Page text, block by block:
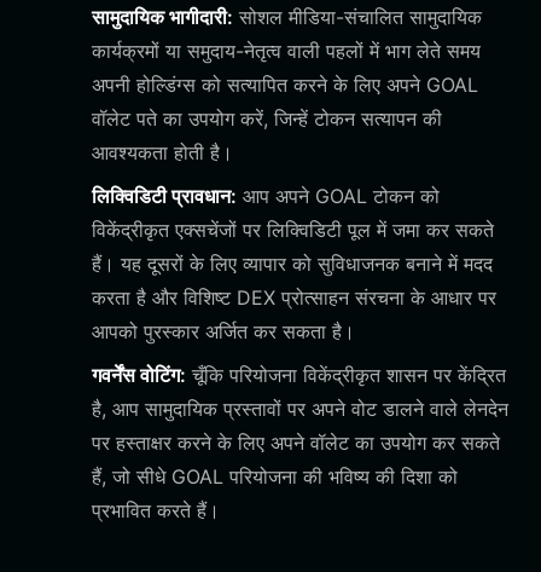
सामुदायिक भागीदारी: सोशल मीडिया-संचालित सामुदायिक
कार्यक्रमों या समुदाय-नेतृत्व वाली पहलों में भाग लेते समय
अपनी होल्डिंग्स को सत्यापित करने के लिए अपने GOAL
वॉलेट पते का उपयोग करें, जिन्हें टोकन सत्यापन की
आवश्यकता होती है।
लिक्विडिटी प्रावधान: आप अपने GOAL टोकन को
विकेंद्रीकृत एक्सचेंजों पर लिक्विडिटी पूल में जमा कर सकते
हैं। यह दूसरों के लिए व्यापार को सुविधाजनक बनाने में मदद
करता है और विशिष्ट DEX प्रोत्साहन संरचना के आधार पर
आपको पुरस्कार अर्जित कर सकता है।
गवर्नेंस वोटिंग: चूँकि परियोजना विकेंद्रीकृत शासन पर केंद्रित
है, आप सामुदायिक प्रस्तावों पर अपने वोट डालने वाले लेनदेन
पर हस्ताक्षर करने के लिए अपने वॉलेट का उपयोग कर सकते
हैं, जो सीधे GOAL परियोजना की भविष्य की दिशा को
प्रभावित करते हैं।